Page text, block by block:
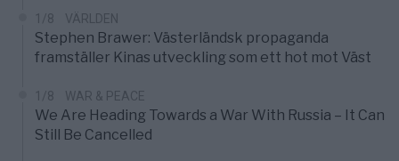
1/8 VÄRLDEN
Stephen Brawer: Västerländsk propaganda
framställer Kinas utveckling som ett hot mot Väst
1/8 WAR & PEACE
We Are Heading Towards a War With Russia – It Can
Still Be Cancelled